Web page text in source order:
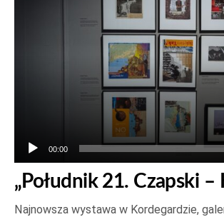
00:00
„Południk 21. Czapski –
Najnowsza wystawa w Kordegardzie,